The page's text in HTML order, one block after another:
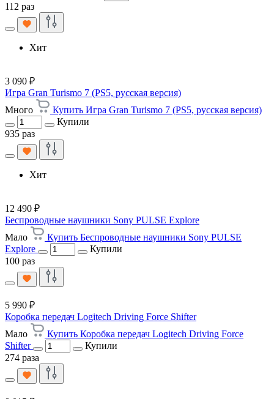
112 раз
Хит
3 090 ₽
Игра Gran Turismo 7 (PS5, русская версия)
Много
Купить Игра Gran Turismo 7 (PS5, русская версия)
Купили
935 раз
Хит
12 490 ₽
Беспроводные наушники Sony PULSE Explore
Мало
Купить Беспроводные наушники Sony PULSE
Explore
Купили
100 раз
5 990 ₽
Коробка передач Logitech Driving Force Shifter
Мало
Купить Коробка передач Logitech Driving Force
Shifter
Купили
274 раза